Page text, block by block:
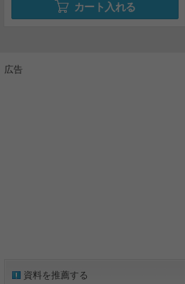
カート入れる
広告
資料を推薦する